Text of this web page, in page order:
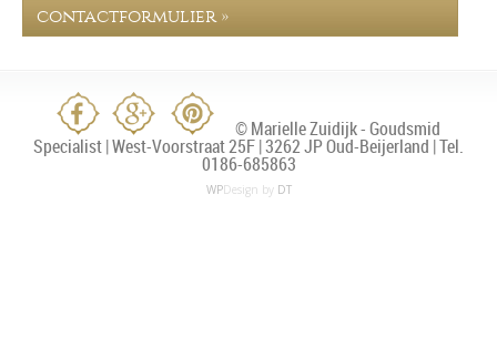
contactformulier »
© Marielle Zuidijk - Goudsmid
Specialist | West-Voorstraat 25F | 3262 JP Oud-Beijerland | Tel.
0186-685863
WPDesign by DT